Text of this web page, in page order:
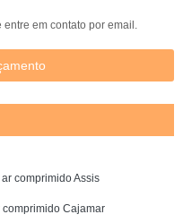
entre em contato por email.
comprimido Assis
Cajamar